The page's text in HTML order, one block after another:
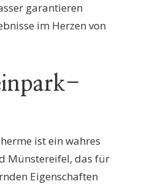
garantieren
im Herzen von
ist ein wahres
Münstereifel, das für
Eigenschaften